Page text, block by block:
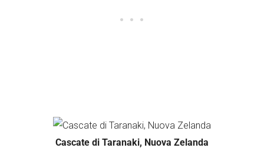
Cascate di Taranaki, Nuova Zelanda